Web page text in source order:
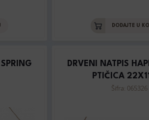
DODAJTE U
DRVENI NATPIS
PTIČICA
Šifra: 065326